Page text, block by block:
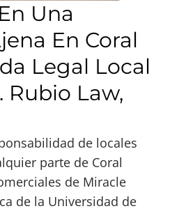
Una
En Coral
Legal Local
Rubio Law,
de locales
parte de Coral
de Miracle
de la Universidad de